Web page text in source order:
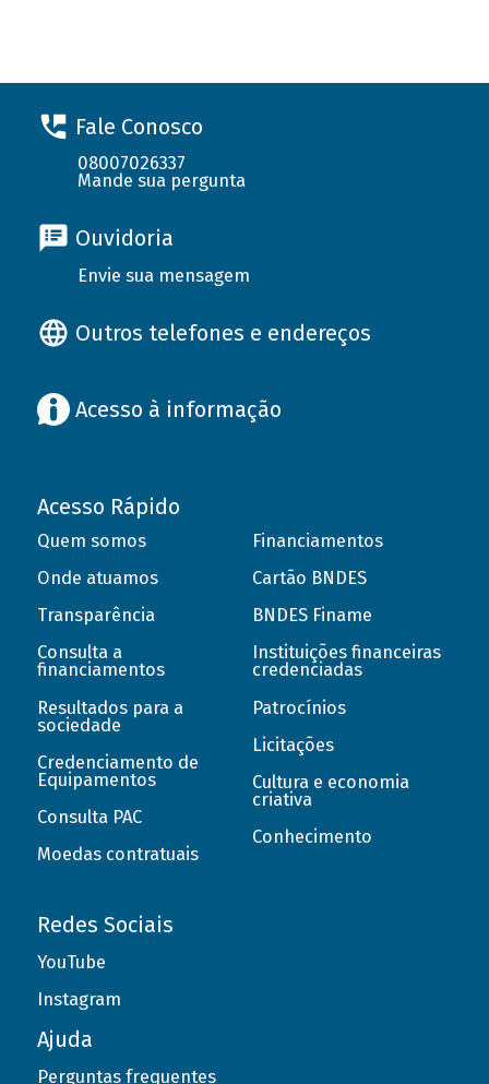
Fale Conosco
08007026337
Mande sua pergunta
Ouvidoria
Envie sua mensagem
Outros telefones e endereços
Acesso à informação
Acesso Rápido
Quem somos
Onde atuamos
Transparência
Consulta a
financiamentos
Resultados para a
sociedade
Credenciamento de
Equipamentos
Consulta PAC
Moedas contratuais
Financiamentos
Cartão BNDES
BNDES Finame
Instituições financeiras
credenciadas
Patrocínios
Licitações
Cultura e economia
criativa
Conhecimento
Redes Sociais
YouTube
Instagram
Ajuda
Perguntas frequentes